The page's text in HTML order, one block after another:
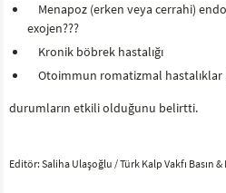
Menapoz (erken veya cerrahi)
exojen???
Kronik böbrek hastalığı
Otoimmun romatizmal hastalıklar
durumların etkili olduğunu belirtti.
Editör: Saliha Ulaşoğlu / Türk Kalp Vakfı Basın